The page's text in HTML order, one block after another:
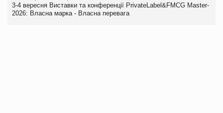
3-4 вересня Виставки та конференції PrivateLabel&FMCG Master-
2026: Власна марка - Власна перевага